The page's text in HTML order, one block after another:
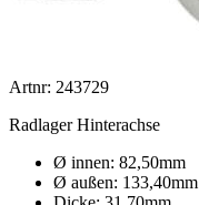
Artnr: 243729
Radlager Hinterachse
Ø innen: 82,50mm
Ø außen: 133,40mm